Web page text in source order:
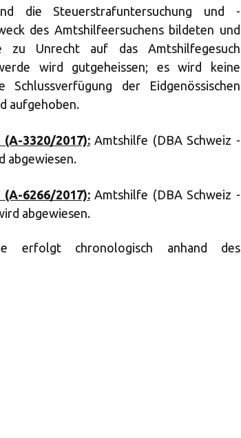
die Steuerstrafuntersuchung und -
des Amtshilfeersuchens bildeten und
zu Unrecht auf das Amtshilfegesuch
wird gutgeheissen; es wird keine
der Eidgenössischen
aufgehoben.
3320/2017):Amtshilfe (DBA Schweiz -
abgewiesen.
6266/2017):Amtshilfe (DBA Schweiz -
abgewiesen.
erfolgt chronologisch anhand des